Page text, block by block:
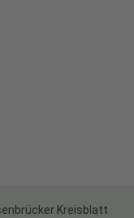
Kreisblatt